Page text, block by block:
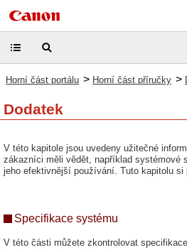
Horní část portálu > Horní část příručky >
Dodatek
V této kapitole jsou uvedeny užitečné
zákazníci měli vědět, například systémové
jeho efektivnější používání. Tuto kapitolu si
Specifikace systému
V této části můžete zkontrolovat